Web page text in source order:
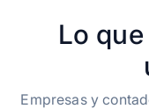
Lo
Empresas y